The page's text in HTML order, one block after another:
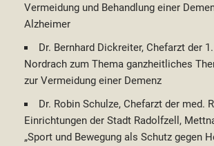
Vermeidung und Behandlung einer
Alzheimer
Dr. Bernhard Dickreiter, Chefarzt der
Nordrach zum Thema ganzheitliches
zur Vermeidung einer Demenz
Dr. Robin Schulze, Chefarzt der med.
Einrichtungen der Stadt Radolfzell,
„Sport und Bewegung als Schutz gegen